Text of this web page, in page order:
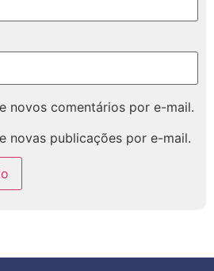
novos comentários por e-mail.
novas publicações por e-mail.